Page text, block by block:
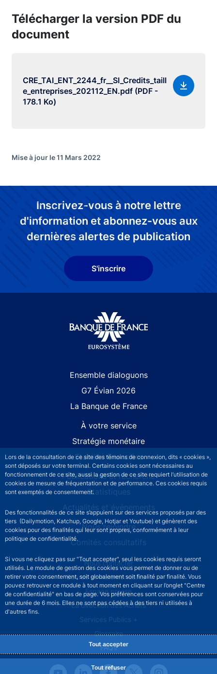
Lors de la consultation de ce site des témoins de connexion, dits « cookies »,
sont déposés sur votre terminal. Certains cookies sont nécessaires au
fonctionnement de ce site, aussi la gestion de ce site requiert l’utilisation de
cookies de mesure de fréquentation et de performance. Ces cookies requis
sont exemptés de consentement.
Des fonctionnalités de ce site s’appuient sur des services proposés par des
tiers (Dailymotion, Katchup, Google, Hotjar et Youtube) et génèrent des
cookies pour des finalités qui leur sont propres, conformément à leur
politique de confidentialité.
Si vous ne cliquez pas sur "Tout accepter", seul les cookies requis seront
utilisés. Le module de gestion des cookies vous permet de donner ou de
retirer votre consentement, soit globalement soit finalité par finalité. Vous
pouvez retrouver ce module à tout moment en cliquant sur l’onglet "Centre
de confidentialité" en bas de page. Vos préférences sont conservées pour
une durée de 6 mois. Elles ne sont pas cédées à des tiers ni utilisées à
d'autres fins.
Tout accepter
Tout refuser
Télécharger la version PDF du
document
CRE_TAI_ENT_2244_fr__SI_Credits_taill
e_entreprises_202112_EN.pdf (PDF -
178.1 Ko)
Mise à jour le 11 Mars 2022
Inscrivez-vous à notre lettre
d'information et abonnez-vous aux
dernières alertes de publication
S'inscrire
Ensemble dialoguons
G7 Évian 2026
La Banque de France
À votre service
Stratégie monétaire
Stabilité financière
Publications et recherche
Statistiques
Actualités et événements
Nous rejoindre
Comités consultatifs
Footer secondary menuNous contacter
Sourds et malentendants
Espace presse
La direction des Achats
Services Publics +
Glossaire
FAQs